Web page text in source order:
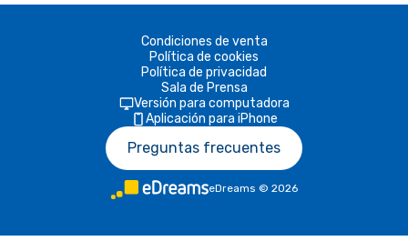
Condiciones de venta
Política de cookies
Política de privacidad
Sala de Prensa
Versión para computadora
Aplicación para iPhone
Preguntas frecuentes
eDreams © 2026